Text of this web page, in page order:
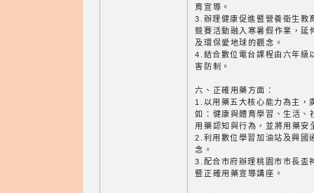
育宣導。
3.辦理健康促進暨營養衛生教
競賽活動融入寒暑假作業，延
及環保愛地球的觀念。
4.結合數位電台課程由六年級
害防制。
六、正確用藥方面：
1.以用藥五大核心能力為主，
如：健康與體育學習、生活、
用藥認知與行為，並將用藥安
2.利用數位學習加油站及興國
念。
3.配合市府辦理桃園市市長盃
暨正確用藥宣導講座。